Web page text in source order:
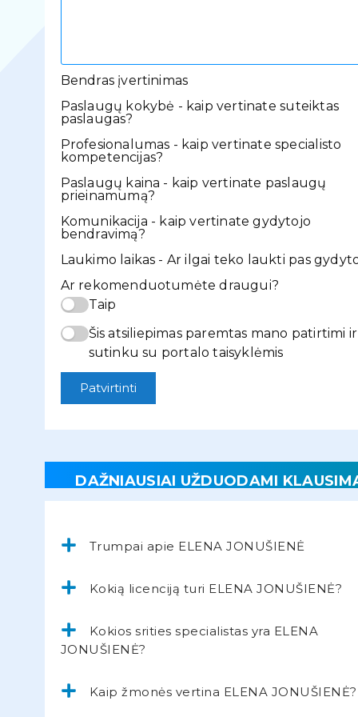
Bendras įvertinimas
Paslaugų kokybė - kaip vertinate suteiktas
paslaugas?
Profesionalumas - kaip vertinate specialisto
kompetencijas?
Paslaugų kaina - kaip vertinate paslaugų
prieinamumą?
Komunikacija - kaip vertinate gydytojo
bendravimą?
Laukimo laikas - Ar ilgai teko laukti pas
Ar rekomenduotumėte draugui?
Taip
Šis atsiliepimas paremtas mano patirtimi ir
sutinku su portalo taisyklėmis
Patvirtinti
DAŽNIAUSIAI UŽDUODAMI
Trumpai apie ELENA JONUŠIENĖ
Kokią licenciją turi ELENA JONUŠIENĖ?
Kokios srities specialistas yra ELENA
JONUŠIENĖ?
Kaip žmonės vertina ELENA JONUŠIENĖ?